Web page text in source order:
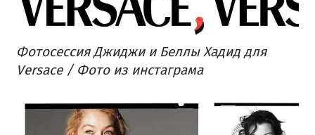
Фотосессия Джиджи и Беллы Хадид для
Versace / Фото из инстаграма